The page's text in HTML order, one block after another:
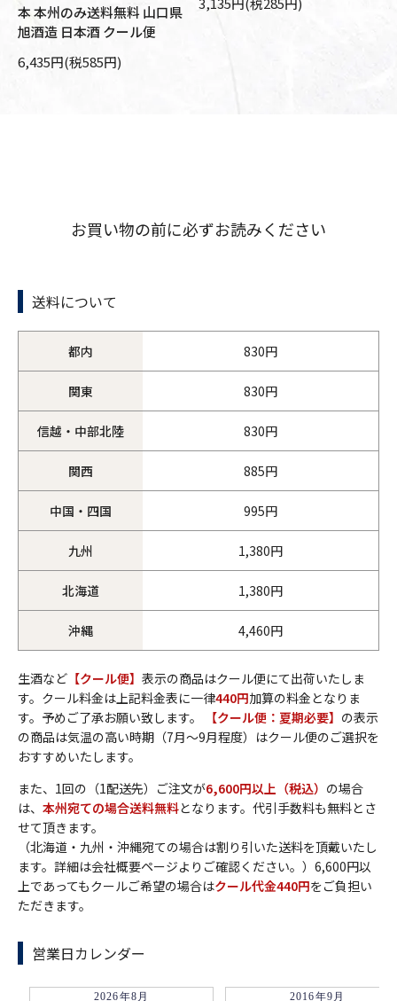
本 本州のみ送料無料 山口県
旭酒造 日本酒 クール便
6,435円(税585円)
お買い物の前に必ずお読みください
送料について
都内 830円
関東 830円
信越・中部北陸 830円
関西 885円
中国・四国 995円
九州 1,380円
北海道 1,380円
沖縄 4,460円
生酒など 【クール便】 表示の商品はクール便にて出荷いたしま
す。クール料金は上記料金表に一律440円加算の料金となりま
す。予めご了承お願い致します。
【クール便：夏期必要】 の表示
の商品は気温の高い時期（7月～9月程度）はクール便のご選択を
おすすめいたします。
また、1回の（1配送先）ご注文が6,600円以上（税込） の場合
は、 本州宛ての場合送料無料となります。代引手数料も無料とさ
せて頂きます。
（北海道・九州・沖縄宛ての場合は割り引いた送料を頂戴いたし
ます。詳細は会社概要ページよりご確認ください。）6,600円以
上であってもクールご希望の場合はクール代金440円をご負担い
ただきます。
営業日カレンダー